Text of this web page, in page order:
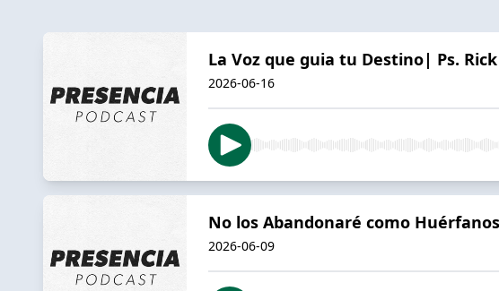
La Voz que guia tu Destino| Ps.
2026-06-16
No los Abandonaré como
2026-06-09